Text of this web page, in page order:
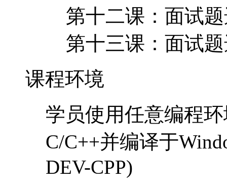
第十二课：面试题
第十三课：面试题
课程环境
学员使用任意编程
C/C++并编译于
DEV-CPP)